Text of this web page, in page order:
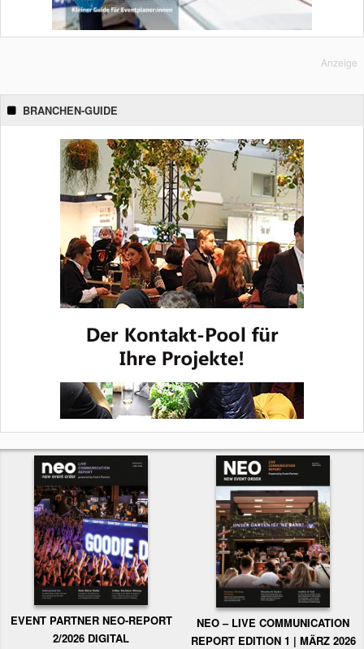
Anzeige
BRANCHEN-GUIDE
EVENT PARTNER NEO-REPORT
2/2026 DIGITAL
NEO – LIVE COMMUNICATION
REPORT EDITION 1 | MÄRZ 2026